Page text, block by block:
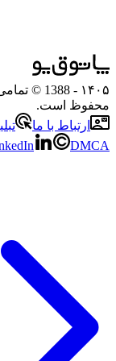
۱۴۰۵
- 1388
محفوظ است.
ارتباط با ما
DMCA